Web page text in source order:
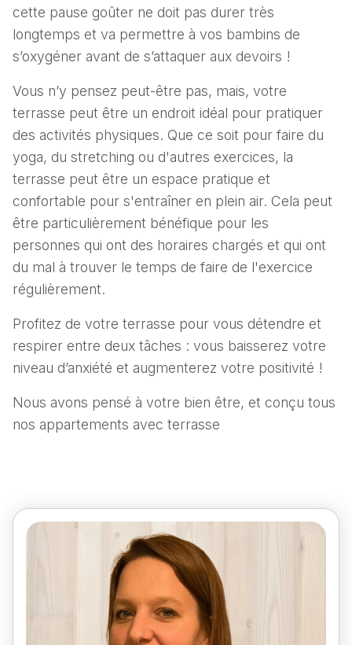
cette pause goûter ne doit pas durer très
longtemps et va permettre à vos bambins de
s’oxygéner avant de s’attaquer aux devoirs !
Vous n’y pensez peut-être pas, mais, votre
terrasse peut être un endroit idéal pour pratiquer
des activités physiques. Que ce soit pour faire du
yoga, du stretching ou d'autres exercices, la
terrasse peut être un espace pratique et
confortable pour s'entraîner en plein air. Cela peut
être particulièrement bénéfique pour les
personnes qui ont des horaires chargés et qui ont
du mal à trouver le temps de faire de l'exercice
régulièrement.
Profitez de votre terrasse pour vous détendre et
respirer entre deux tâches : vous baisserez votre
niveau d’anxiété et augmenterez votre positivité !
Nous avons pensé à votre bien être, et conçu tous
nos appartements avec terrasse